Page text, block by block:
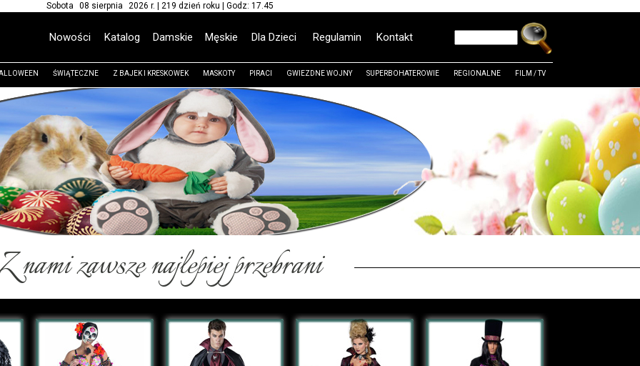
Sobota 08 sierpnia 2026 r. | 219 dzień roku | Godz: 17.45
Nowości Katalog Damskie Męskie Dla Dzieci Regulamin Kontakt
ŚWIĄTECZNE Z BAJEK I KRESKOWEK MASKOTY PIRACI GWIEZDNE WOJNY SUPERBOHATEROWIE REGIONALNE FILM / TV
nami zawsze najlepiej przebrani